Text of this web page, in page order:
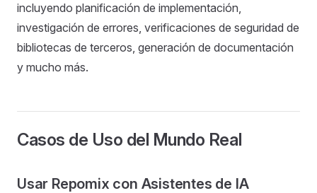
incluyendo planificación de implementación,
investigación de errores, verificaciones de seguridad de
bibliotecas de terceros, generación de documentación
y mucho más.
Casos de Uso del Mundo Real
Usar Repomix con Asistentes de IA